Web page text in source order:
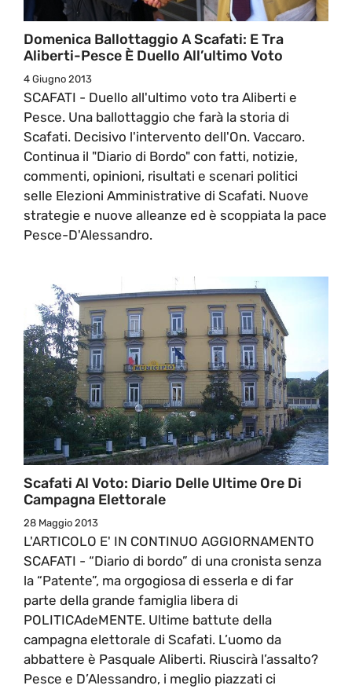
Domenica Ballottaggio A Scafati: E Tra
Aliberti-Pesce È Duello All’ultimo Voto
4 Giugno 2013
SCAFATI - Duello all'ultimo voto tra Aliberti e
Pesce. Una ballottaggio che farà la storia di
Scafati. Decisivo l'intervento dell'On. Vaccaro.
Continua il "Diario di Bordo" con fatti, notizie,
commenti, opinioni, risultati e scenari politici
selle Elezioni Amministrative di Scafati. Nuove
strategie e nuove alleanze ed è scoppiata la pace
Pesce-D'Alessandro.
Scafati Al Voto: Diario Delle Ultime Ore Di
Campagna Elettorale
28 Maggio 2013
L'ARTICOLO E' IN CONTINUO AGGIORNAMENTO
SCAFATI - “Diario di bordo” di una cronista senza
la “Patente”, ma orgogiosa di esserla e di far
parte della grande famiglia libera di
POLITICAdeMENTE. Ultime battute della
campagna elettorale di Scafati. L’uomo da
abbattere è Pasquale Aliberti. Riuscirà l’assalto?
Pesce e D’Alessandro, i meglio piazzati ci